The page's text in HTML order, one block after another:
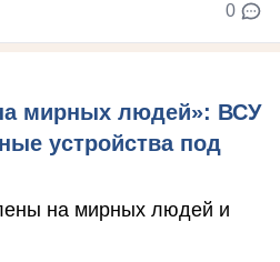
0
мирных людей»: ВСУ
устройства под
на мирных людей и